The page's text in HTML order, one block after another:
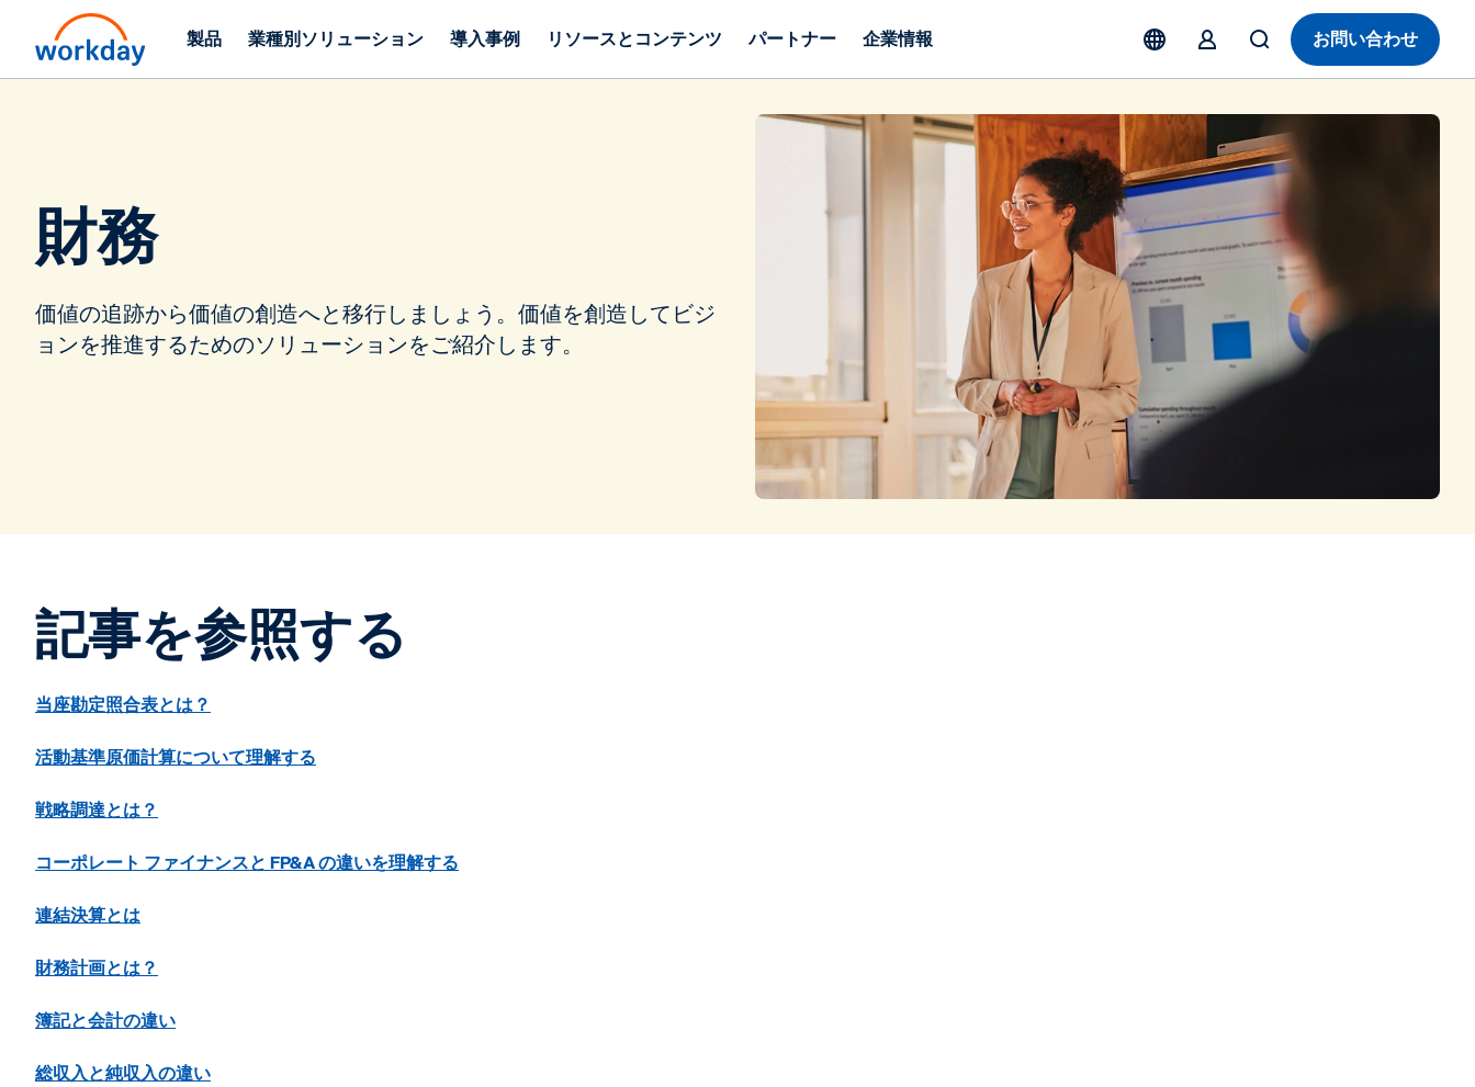
製品 業種別ソリューション 導入事例 リソースとコンテンツ パートナー 企業情報 お問い合わせ
財務
価値の追跡から価値の創造へと移行しましょう。価値を創造してビジ
ョンを推進するためのソリューションをご紹介します。
記事を参照する
当座勘定照合表とは？
活動基準原価計算について理解する
戦略調達とは？
コーポレート ファイナンスと FP&A の違いを理解する
連結決算とは
財務計画とは？
簿記と会計の違い
総収入と純収入の違い